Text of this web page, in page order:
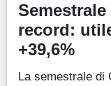
record:
+39,6%
La semestrale di